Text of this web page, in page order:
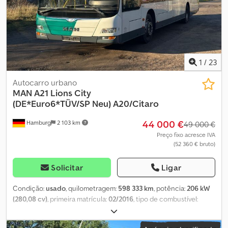
de transporte do veículo, mediante solicitação. Visite a nossa
página no Facebook.
1 / 23
Hamburg 2 103 km
Autocarro urbano
MAN A21 Lions City
(DE*Euro6*TÜV/SP Neu) A20/Citaro
44 000 €49 000 €
Preço fixo acresce IVA
(52 360 € bruto)
Solicitar Ligar
Condição:usado, quilometragem: 598 333 km, potência:206 kW
(280,08 cv), primeira matrícula:02/2016, tipo de combustível:
, tipo de engrenagem:
próxima inspeção (TÜV):12/2026, classe de emissão:Euro 6, cor: